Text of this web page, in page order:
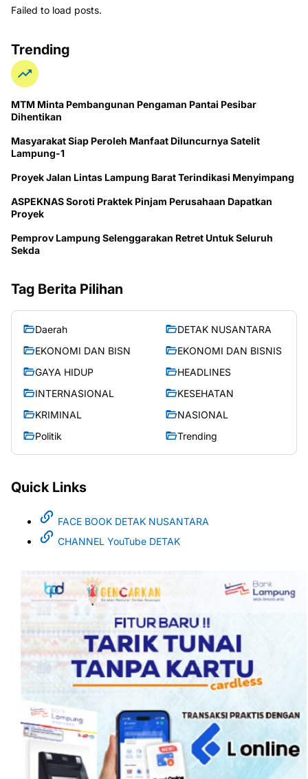
Failed to load posts.
Trending
MTM Minta Pembangunan Pengaman Pantai Pesibar
Dihentikan
Masyarakat Siap Peroleh Manfaat Diluncurnya Satelit
Lampung-1
Proyek Jalan Lintas Lampung Barat Terindikasi Menyimpang
ASPEKNAS Soroti Praktek Pinjam Perusahaan Dapatkan
Proyek
Pemprov Lampung Selenggarakan Retret Untuk Seluruh
Sekda
Tag Berita Pilihan
Daerah
DETAK NUSANTARA
EKONOMI DAN BISN
EKONOMI DAN BISNIS
GAYA HIDUP
HEADLINES
INTERNASIONAL
KESEHATAN
KRIMINAL
NASIONAL
Politik
Trending
Quick Links
FACE BOOK DETAK NUSANTARA
CHANNEL YouTube DETAK